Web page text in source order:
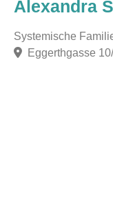
Alexandra
Systemische
Eggerthgasse